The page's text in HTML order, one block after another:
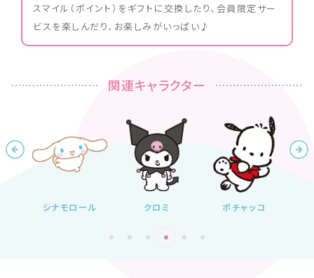
スマイル（ポイント）をギフトに交換したり、会員限定サー
ビスを楽しんだり、お楽しみがいっぱい♪
関連キャラクター
シナモロール クロミ ポチャッコ